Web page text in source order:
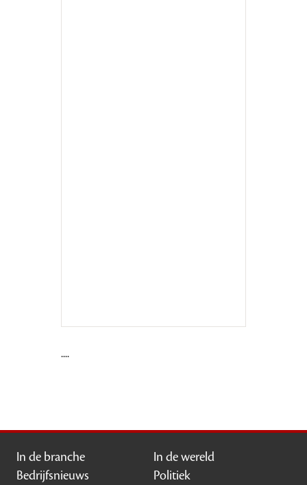
....
In de branche
Bedrijfsnieuws
In de wereld
Politiek